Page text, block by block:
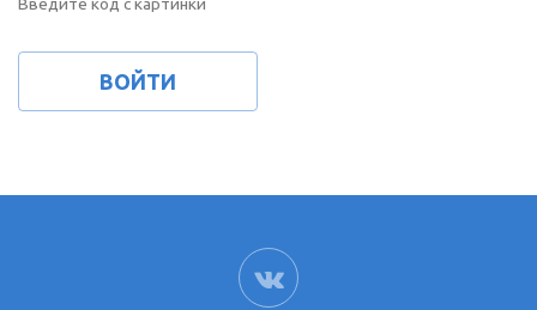
Введите код с картинки
ВК